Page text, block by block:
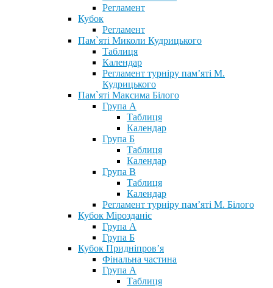
Регламент
Кубок
Регламент
Пам`яті Миколи Кудрицького
Таблиця
Календар
Регламент турніру пам’яті М.
Кудрицького
Пам`яті Максима Білого
Група А
Таблиця
Календар
Група Б
Таблиця
Календар
Група В
Таблиця
Календар
Регламент турніру пам’яті М. Білого
Кубок Мірозданіє
Група А
Група Б
Кубок Придніпров’я
Фінальна частина
Група А
Таблиця